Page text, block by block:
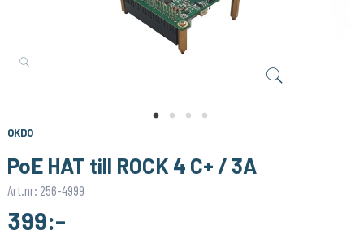
OKDO
PoE HAT till ROCK 4 C+ / 3A
Art.nr: 256-4999
399:-